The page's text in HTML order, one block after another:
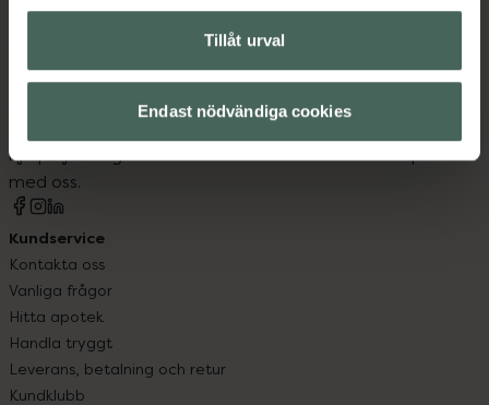
Tillåt urval
Endast nödvändiga cookies
Kronans Apotek finns här för dig. Du hittar oss från Skåne i
datorn. Oavsett vem du är så är det vårt uppdrag att
hjälpa just dig att må lite bättre. Välkommen att prata
med oss.
Kundservice
Kontakta oss
Vanliga frågor
Hitta apotek
Handla tryggt
Leverans, betalning och retur
Kundklubb